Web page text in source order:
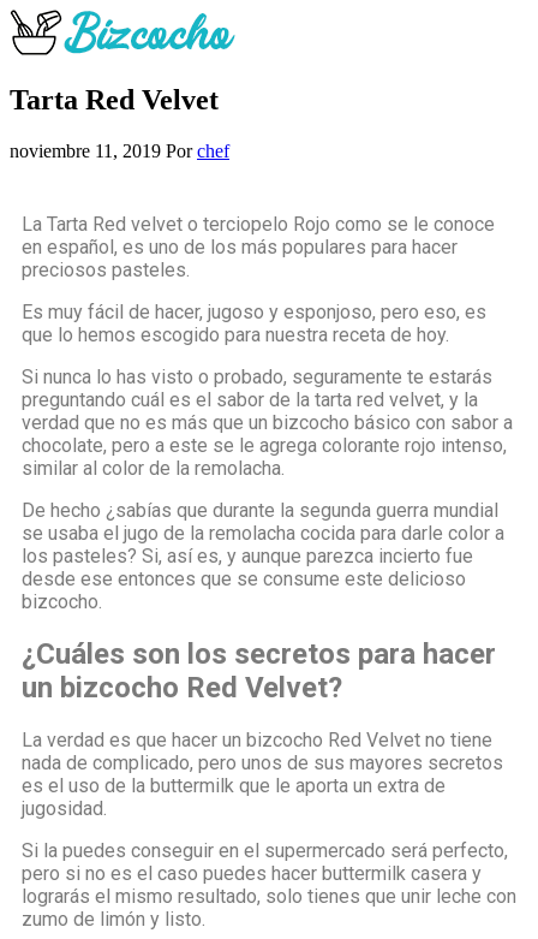
Tarta Red Velvet
noviembre 11, 2019 Porchef
La Tarta Red velvet o terciopelo Rojo como se le conoce
en español, es uno de los más populares para hacer
preciosos pasteles.
Es muy fácil de hacer, jugoso y esponjoso, pero eso, es
que lo hemos escogido para nuestra receta de hoy.
Si nunca lo has visto o probado, seguramente te estarás
preguntando cuál es el sabor de la tarta red velvet, y la
verdad que no es más que un bizcocho básico con sabor a
chocolate, pero a este se le agrega colorante rojo intenso,
similar al color de la remolacha.
De hecho ¿sabías que durante la segunda guerra mundial
se usaba el jugo de la remolacha cocida para darle color a
los pasteles? Si, así es, y aunque parezca incierto fue
desde ese entonces que se consume este delicioso
bizcocho.
¿Cuáles son los secretos para hacer
un bizcocho Red Velvet?
La verdad es que hacer un bizcocho Red Velvet no tiene
nada de complicado, pero unos de sus mayores secretos
es el uso de la buttermilk que le aporta un extra de
jugosidad.
Si la puedes conseguir en el supermercado será perfecto,
pero si no es el caso puedes hacer buttermilk casera y
lograrás el mismo resultado, solo tienes que unir leche con
zumo de limón y listo.